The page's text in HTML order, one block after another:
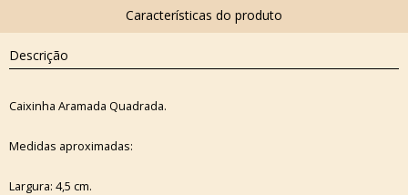
Descrição
Caixinha Aramada Quadrada.
Medidas aproximadas:
Largura: 4,5 cm.